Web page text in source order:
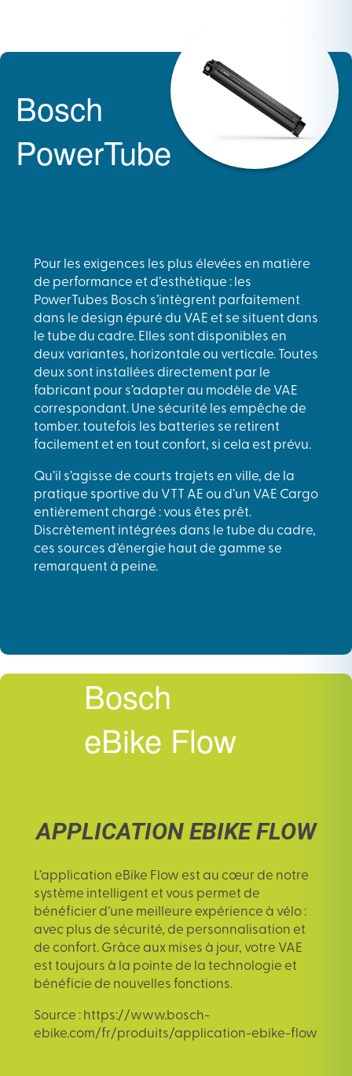
Bosch
PowerTube
Pour les exigences les plus élevées en matière
de performance et d’esthétique : les
PowerTubes Bosch s’intègrent parfaitement
dans le design épuré du VAE et se situent dans
le tube du cadre. Elles sont disponibles en
deux variantes, horizontale ou verticale. Toutes
deux sont installées directement par le
fabricant pour s’adapter au modèle de VAE
correspondant. Une sécurité les empêche de
tomber. toutefois les batteries se retirent
facilement et en tout confort, si cela est prévu.
Qu’il s’agisse de courts trajets en ville, de la
pratique sportive du VTT AE ou d’un VAE Cargo
entièrement chargé : vous êtes prêt.
Discrètement intégrées dans le tube du cadre,
ces sources d’énergie haut de gamme se
remarquent à peine.
Bosch
eBike Flow
APPLICATION EBIKE FLOW
L’application eBike Flow est au cœur de notre
système intelligent et vous permet de
bénéficier d’une meilleure expérience à vélo :
avec plus de sécurité, de personnalisation et
de confort. Grâce aux mises à jour, votre VAE
est toujours à la pointe de la technologie et
bénéficie de nouvelles fonctions.
Source : https://www.bosch-
ebike.com/fr/produits/application-ebike-flow